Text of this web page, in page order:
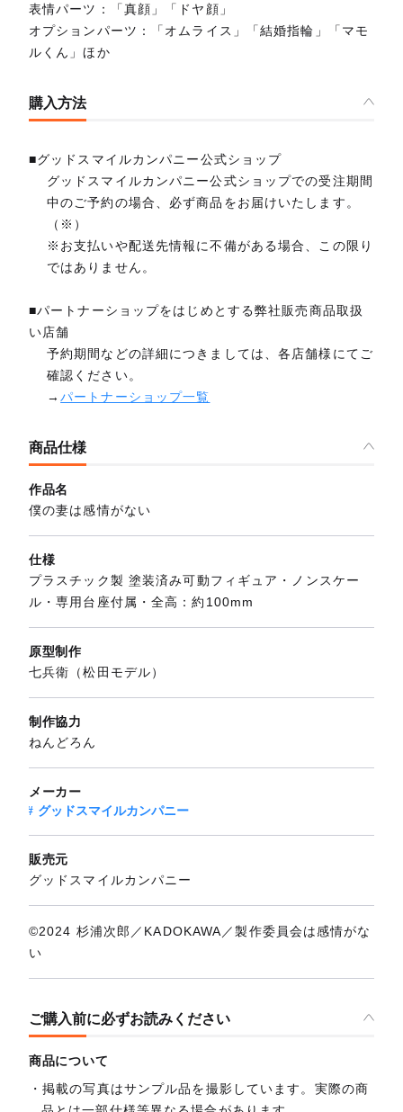
表情パーツ：「真顔」「ドヤ顔」
オプションパーツ：「オムライス」「結婚指輪」「マモ
ルくん」ほか
購入方法
■グッドスマイルカンパニー公式ショップ
グッドスマイルカンパニー公式ショップでの受注期間
中のご予約の場合、必ず商品をお届けいたします。
（※）
※お支払いや配送先情報に不備がある場合、この限り
ではありません。
■パートナーショップをはじめとする弊社販売商品取扱
い店舗
予約期間などの詳細につきましては、各店舗様にてご
確認ください。
→パートナーショップ一覧
商品仕様
作品名
僕の妻は感情がない
仕様
プラスチック製 塗装済み可動フィギュア・ノンスケー
ル・専用台座付属・全高：約100mm
原型制作
七兵衛（松田モデル）
制作協力
ねんどろん
メーカー
グッドスマイルカンパニー
販売元
グッドスマイルカンパニー
©2024 杉浦次郎／KADOKAWA／製作委員会は感情がな
い
ご購入前に必ずお読みください
商品について
掲載の写真はサンプル品を撮影しています。実際の商